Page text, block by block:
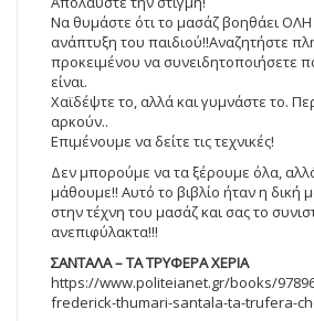
Να θυμάστε ότι το μασάζ βοηθάει ΟΛΗ
ανάπτυξη του παιδιού!!Αναζητήστε
προκειμένου να συνειδητοποιήσετε
είναι.
Χαϊδέψτε το, αλλά και γυμνάστε το.
αρκούν..
Επιμένουμε να δείτε τις τεχνικές!
Δεν μπορούμε να τα ξέρουμε όλα,
μάθουμε!! Αυτό το βιβλίο ήταν η δική
στην τέχνη του μασάζ και σας το
ανεπιφύλακτα!!!
ΣΑΝΤΑΛΑ – ΤΑ ΤΡΥΦΕΡΑ ΧΕΡΙΑ
https://www.politeianet.gr/books/
frederick-thumari-santala-ta-trufera-